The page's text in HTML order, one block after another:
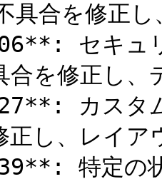
具合を修正
セキュリ
合を修正し、
カスタム
正し、レイア
特定の状